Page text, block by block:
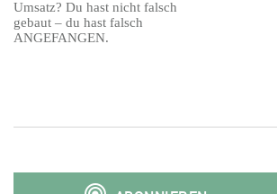
Umsatz? Du hast nicht falsch
gebaut – du hast falsch
ANGEFANGEN.